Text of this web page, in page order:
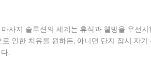
사지 솔루션의 세계는 휴식과 웰빙을 우선
인한 치유를 원하든, 아니면 단지 잠시 자기
.